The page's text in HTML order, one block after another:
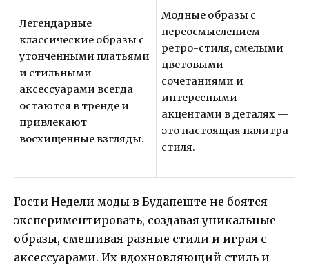
Легендарные
классические образы с
утонченными платьями
и стильными
аксессуарами всегда
остаются в тренде и
привлекают
восхищенные взгляды.
Модные образы с
переосмыслением
ретро-стиля, смелыми
цветовыми
сочетаниями и
интересными
акцентами в деталях —
это настоящая палитра
стиля.
Гости Недели моды в Будапеште не боятся
экспериментировать, создавая уникальные
образы, смешивая разные стили и играя с
аксессуарами. Их вдохновляющий стиль и